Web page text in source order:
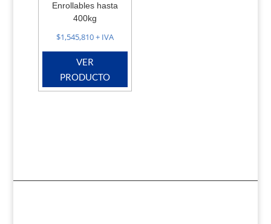
Enrollables hasta
400kg
$1,545,810+ IVA
VER
PRODUCTO